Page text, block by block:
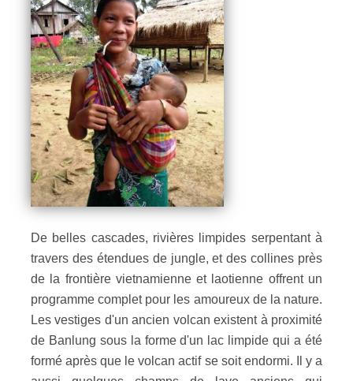
De belles cascades, rivières limpides serpentant à
travers des étendues de jungle, et des collines près
de la frontière vietnamienne et laotienne offrent un
programme complet pour les amoureux de la nature.
Les vestiges d'un ancien volcan existent à proximité
de Banlung sous la forme d'un lac limpide qui a été
formé après que le volcan actif se soit endormi. Il y a